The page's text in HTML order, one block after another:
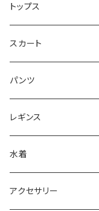
ワンショルダー型ドレス
ショルダ型ドレス（カップ
ポンチョ型ドレス(カッ
トップス
スカート
パンツ
レギンス
水着
アクセサリー